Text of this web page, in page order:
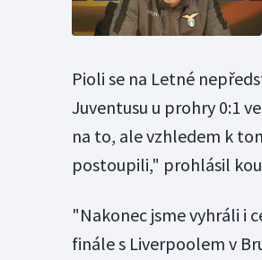
Pioli se na Letné
Juventusu u prohry 0:1
na to, ale vzhledem k
postoupili," prohlásil
"Nakonec jsme vyhráli i
finále s Liverpoolem v